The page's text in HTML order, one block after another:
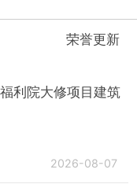
荣誉更新
利院大修项目建筑
2026-08-07